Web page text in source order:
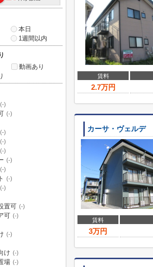
賃料
2.7万円
カーサ・ヴェルデ
賃料
3万円
本日
1週間以内
動画あり
(-)
(-)
(-)
(-)
(-)
(-)
(-)
(-)
(-)
置可 (-)
可 (-)
(-)
け (-)
場 (-)